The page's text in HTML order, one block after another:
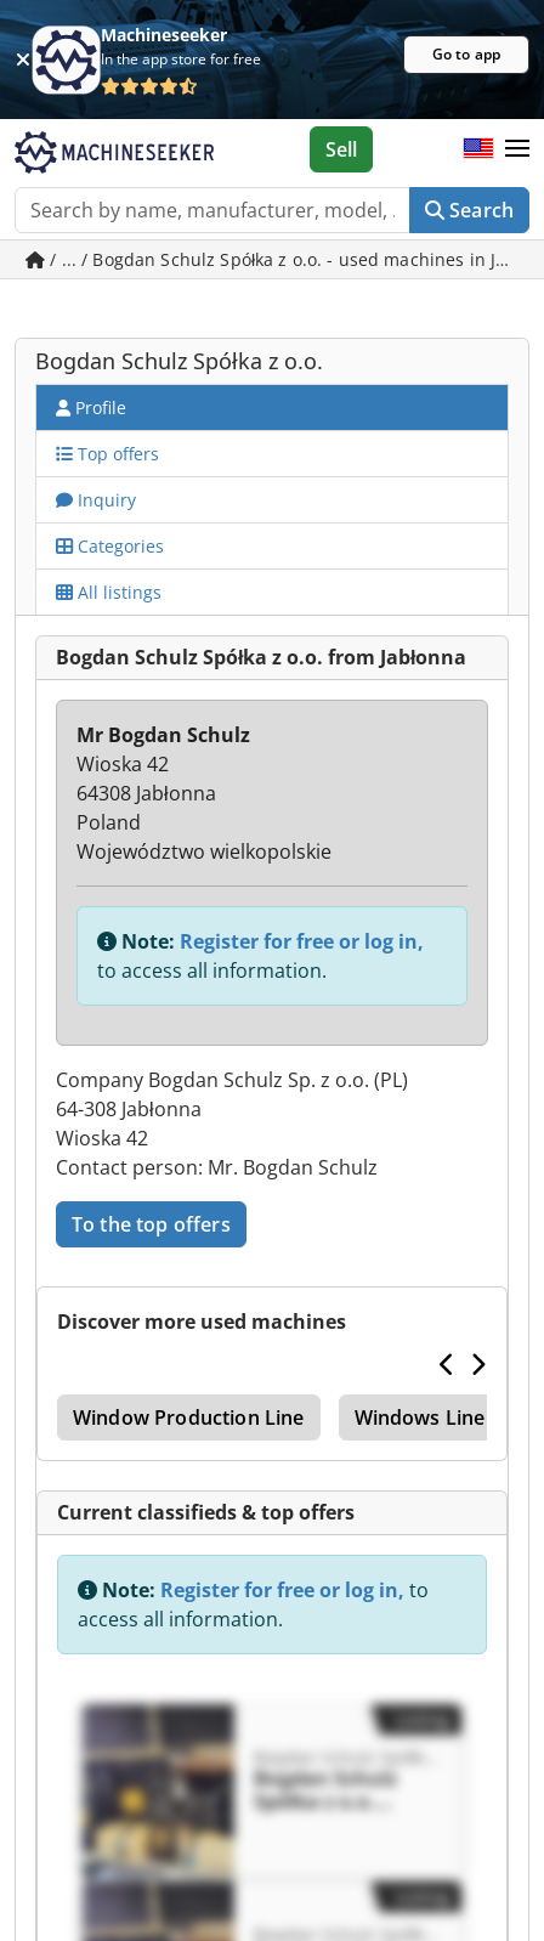
Machineseeker
In the app store for free Go to app
Search
Sell
/ ... / Bogdan Schulz Spółka z o.o. - used machines in
Bogdan Schulz Spółka z o.o.
Profile
Top offers
Inquiry
Categories
All listings
Bogdan Schulz Spółka z o.o. from Jabłonna
Company Bogdan Schulz Sp. z o.o. (PL)
64-308 Jabłonna
Wioska 42
Contact person: Mr. Bogdan Schulz
To the top offers
Mr Bogdan Schulz
Wioska 42
64308 Jabłonna
Poland
Województwo wielkopolskie
Note: Register for free or log in,
to access all information.
Discover more used machines
Window Production Line Windows Line
Current classifieds & top offers
Note: Register for free or log in, to
access all information.
Bogdan Schulz
Spółka z o.o.
Bogdan Schulz